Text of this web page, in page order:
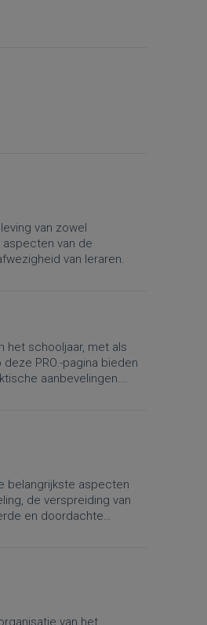
van zowel
van de
van leraren.
het schooljaar, met als
PRO.-pagina bieden
aanbevelingen.
2026.
belangrijkste aspecten
de verspreiding van
en doordachte
van het